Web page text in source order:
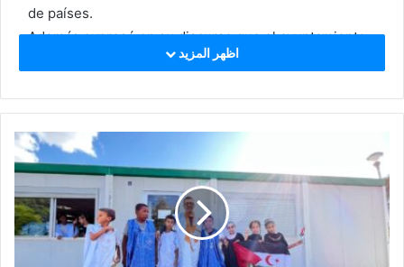
de países.
Además expresó en su discurso que el ayuntamiento
y los ciudadanos están muy contentos de tener a los
las instalaciones están puestas a su disposición para
pasar unas agradables vacaciones.
El representante del Frente Polisario en la región de
Lombardía, Sr Omar Hassena Ahreyem, en su
intervención, agradeció al alcalde a los ciudadanos de
San Giorgio y sus autoridades en nombre del pueblo y
اظهر المزيد